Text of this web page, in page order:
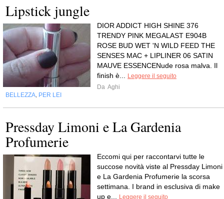
Lipstick jungle
DIOR ADDICT HIGH SHINE 376
TRENDY PINK MEGALAST E904B
ROSE BUD WET 'N WILD FEED THE
SENSES MAC + LIPLINER 06 SATIN
MAUVE ESSENCENude rosa malva. Il
finish è...
Leggere il seguito
Da Aghi
BELLEZZA PER LEI
Pressday Limoni e La Gardenia
Profumerie
Eccomi qui per raccontarvi tutte le
succose novità viste al Pressday Limoni
e La Gardenia Profumerie la scorsa
settimana. I brand in esclusiva di make
up e...
Leggere il seguito